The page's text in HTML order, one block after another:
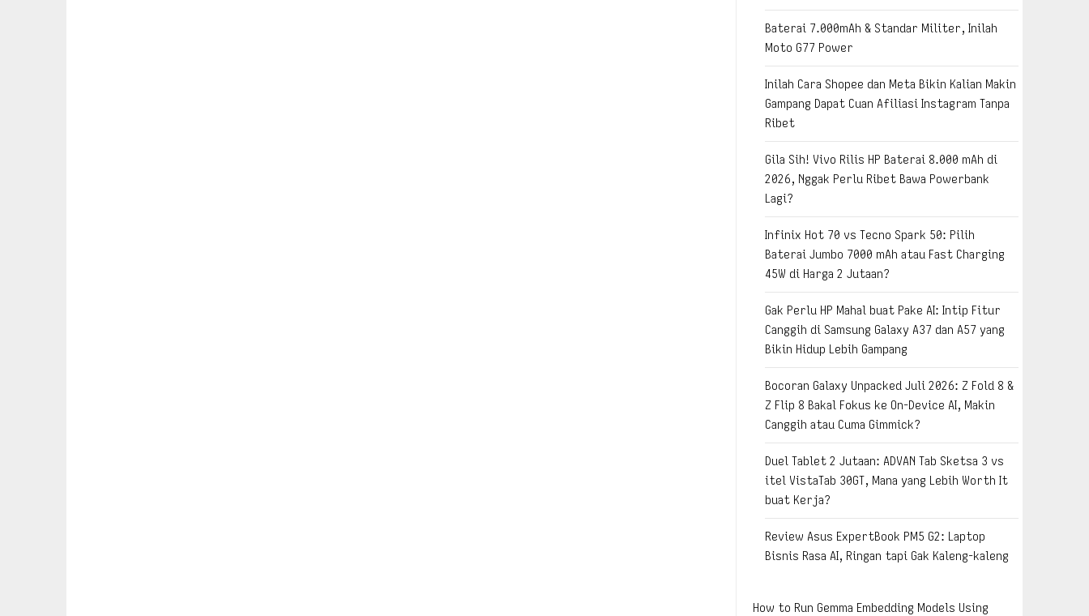
Baterai 7.000mAh & Standar Militer, Inilah
Moto G77 Power
Inilah Cara Shopee dan Meta Bikin Kalian Makin
Gampang Dapat Cuan Afiliasi Instagram Tanpa
Ribet
Gila Sih! Vivo Rilis HP Baterai 8.000 mAh di
2026, Nggak Perlu Ribet Bawa Powerbank
Lagi?
Infinix Hot 70 vs Tecno Spark 50: Pilih
Baterai Jumbo 7000 mAh atau Fast Charging
45W di Harga 2 Jutaan?
Gak Perlu HP Mahal buat Pake AI: Intip Fitur
Canggih di Samsung Galaxy A37 dan A57 yang
Bikin Hidup Lebih Gampang
Bocoran Galaxy Unpacked Juli 2026: Z Fold 8 &
Z Flip 8 Bakal Fokus ke On-Device AI, Makin
Canggih atau Cuma Gimmick?
Duel Tablet 2 Jutaan: ADVAN Tab Sketsa 3 vs
itel VistaTab 30GT, Mana yang Lebih Worth It
buat Kerja?
Review Asus ExpertBook PM5 G2: Laptop
Bisnis Rasa AI, Ringan tapi Gak Kaleng-kaleng
How to Run Gemma Embedding Models Using